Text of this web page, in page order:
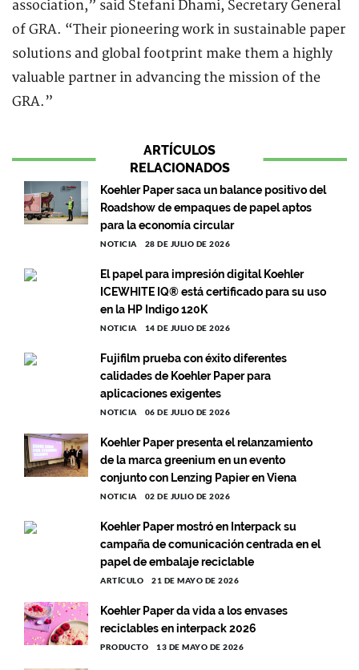
association,” said Stefani Dhami, Secretary General
of GRA. “Their pioneering work in sustainable paper
solutions and global footprint make them a highly
valuable partner in advancing the mission of the
GRA.”
ARTÍCULOS
RELACIONADOS
Koehler Paper saca un balance positivo del
Roadshow de empaques de papel aptos
para la economía circular
NOTICIA 28 DE JULIO DE 2026
El papel para impresión digital Koehler
ICEWHITE IQ® está certificado para su uso
en la HP Indigo 120K
NOTICIA 14 DE JULIO DE 2026
Fujifilm prueba con éxito diferentes
calidades de Koehler Paper para
aplicaciones exigentes
NOTICIA 06 DE JULIO DE 2026
Koehler Paper presenta el relanzamiento
de la marca greenium en un evento
conjunto con Lenzing Papier en Viena
NOTICIA 02 DE JULIO DE 2026
Koehler Paper mostró en Interpack su
campaña de comunicación centrada en el
papel de embalaje reciclable
ARTÍCULO 21 DE MAYO DE 2026
Koehler Paper da vida a los envases
reciclables en interpack 2026
PRODUCTO 13 DE MAYO DE 2026